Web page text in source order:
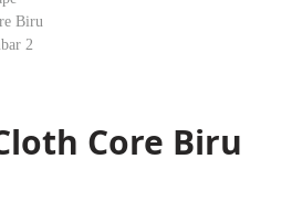
Core Biru